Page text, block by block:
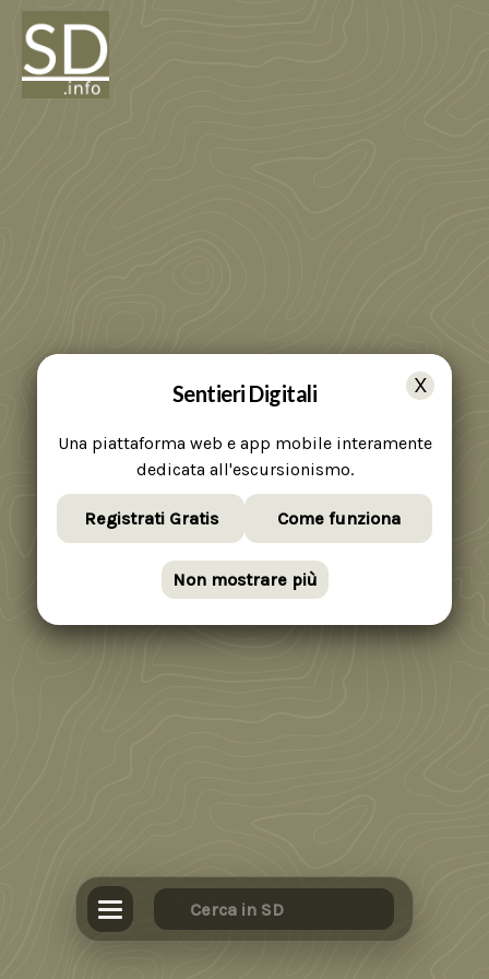
Sentieri Digitali
Una piattaforma web e app mobile interamente
dedicata all'escursionismo.
Registrati Gratis Come funziona
Non mostrare più